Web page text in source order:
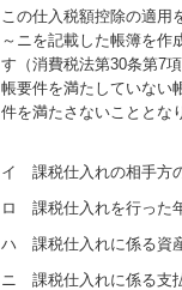
この仕入税額控除の適用
～ニを記載した帳簿を作
す（消費税法第30条第7
帳要件を満たしていない
件を満たさないこととな
イ 課税仕入れの相手方
ロ 課税仕入れを行った
ハ 課税仕入れに係る資
ニ 課税仕入れに係る支